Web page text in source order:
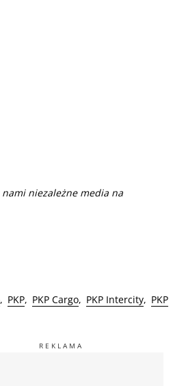
niezależne media na
PKP PKP Cargo PKP Intercity
PKP